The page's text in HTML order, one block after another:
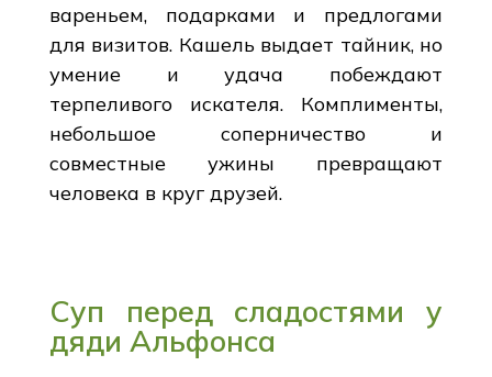
вареньем, подарками и предлогами
для визитов. Кашель выдает тайник, но
умение и удача побеждают
терпеливого искателя. Комплименты,
небольшое соперничество и
совместные ужины превращают
человека в круг друзей.
Суп перед сладостями у
дяди Альфонса